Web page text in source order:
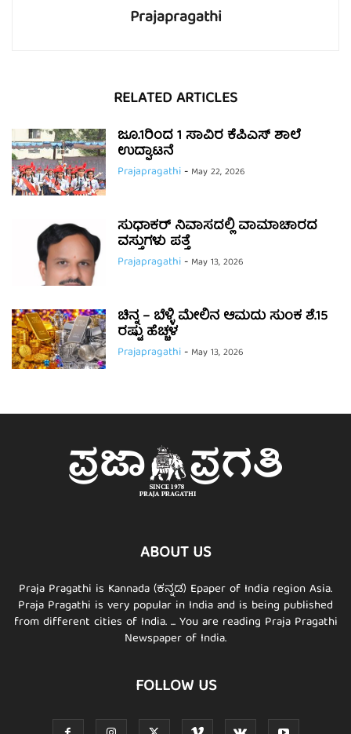
Prajapragathi
RELATED ARTICLES
ಜೂ.1ರಿಂದ 1 ಸಾವಿರ ಕೆಪಿಎಸ್ ಶಾಲೆ
ಉದ್ಘಾಟನೆ
Prajapragathi- May 22, 2026
ಸುಧಾಕರ್ ನಿವಾಸದಲ್ಲಿ ವಾಮಾಚಾರದ
ವಸ್ತುಗಳು ಪತ್ತೆ
Prajapragathi- May 13, 2026
ಚಿನ್ನ – ಬೆಳ್ಳಿ ಮೇಲಿನ ಆಮದು ಸುಂಕ ಶೆ.15
ರಷ್ಟು ಹೆಚ್ಚಳ
Prajapragathi- May 13, 2026
ABOUT US
Praja Pragathi is Kannada (ಕನ್ನಡ) Epaper of India region Asia.
Praja Pragathi is very popular in India and is being published
from different cities of India. ... You are reading Praja Pragathi
Newspaper of India.
FOLLOW US